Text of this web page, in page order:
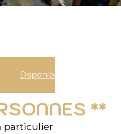
Disponibilités
**
particulier